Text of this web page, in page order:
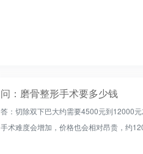
问：磨骨整形手术要多少钱
答：切除双下巴大约需要4500元到12000
手术难度会增加，价格也会相对昂贵，约